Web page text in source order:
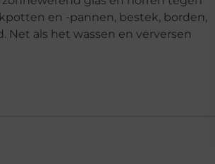
en -pannen, bestek, borden,
als het wassen en verversen